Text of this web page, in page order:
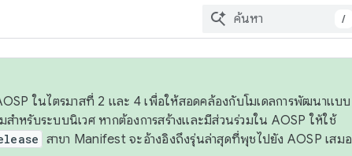
/
ในไตรมาสที่ 2 และ 4 เพื่อให้สอดคล้องกับโมเดลการพัฒนาแบบ
หรับระบบนิเวศ หากต้องการสร้างและมีส่วนร่วมใน AOSP ให้ใช้
สาขา Manifest จะอ้างอิงถึงรุ่นล่าสุดที่พุชไปยัง AOSP เสมอ